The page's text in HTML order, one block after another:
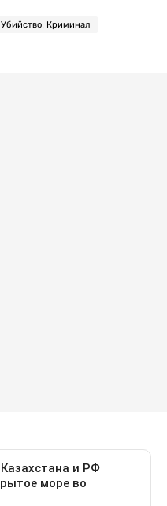
Убийство. Криминал